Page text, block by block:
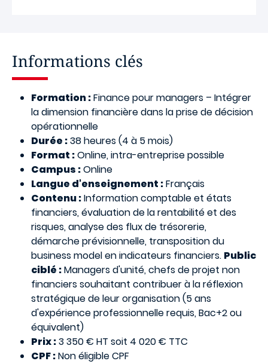
Informations clés
Formation :Finance pour managers – Intégrer
la dimension financière dans la prise de décision
opérationnelle
Durée :38 heures (4 à 5 mois)
Format :Online, intra-entreprise possible
Campus :Online
Langue d'enseignement :Français
Contenu :Information comptable et états
financiers, évaluation de la rentabilité et des
risques, analyse des flux de trésorerie,
démarche prévisionnelle, transposition du
business model en indicateurs financiers. Public
ciblé :Managers d'unité, chefs de projet non
financiers souhaitant contribuer à la réflexion
stratégique de leur organisation (5 ans
d'expérience professionnelle requis, Bac+2 ou
équivalent)
Prix :3 350 € HT soit 4 020 € TTC
CPF :Non éligible CPF